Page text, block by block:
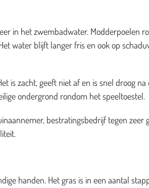
in het zwembadwater. Modderpoelen
water blijft langer fris en ook op
is zacht, geeft niet af en is snel droog
ondergrond rondom het speeltoestel.
bestratingsbedrijf tegen zeer
handen. Het gras is in een aantal